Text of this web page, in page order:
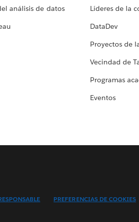
análisis de datos
Líderes de la
DataDev
Proyectos de
Vecindad de
Programas
Eventos
PREFERENCIAS DE COOKIES